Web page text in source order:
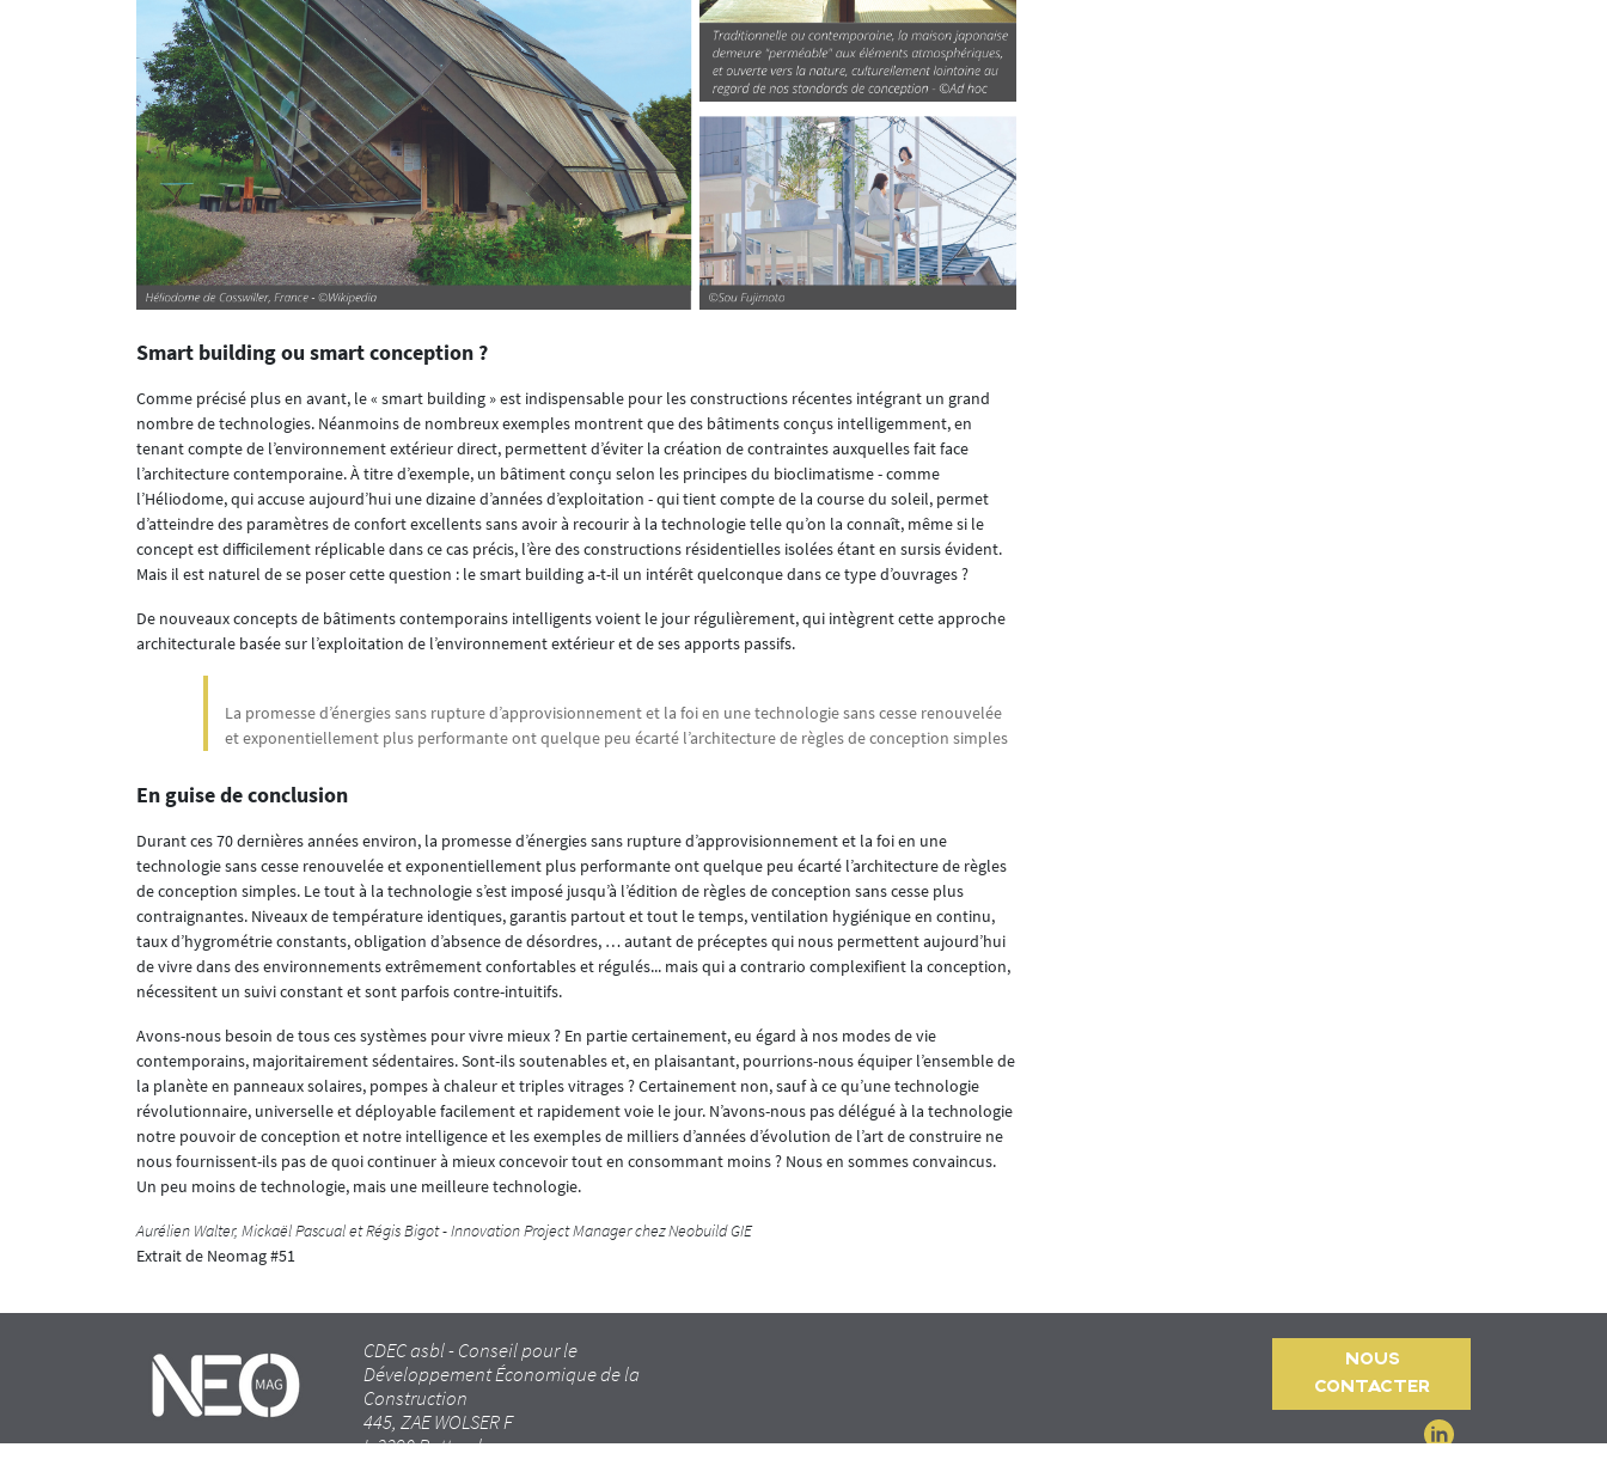
Smart building ou smart conception ?
Comme précisé plus en avant, le « smart building » est indispensable pour les constructions récentes intégrant un grand
nombre de technologies. Néanmoins de nombreux exemples montrent que des bâtiments conçus intelligemment, en
tenant compte de l’environnement extérieur direct, permettent d’éviter la création de contraintes auxquelles fait face
l’architecture contemporaine. À titre d’exemple, un bâtiment conçu selon les principes du bioclimatisme - comme
l’Héliodome, qui accuse aujourd’hui une dizaine d’années d’exploitation - qui tient compte de la course du soleil, permet
d’atteindre des paramètres de confort excellents sans avoir à recourir à la technologie telle qu’on la connaît, même si le
concept est difficilement réplicable dans ce cas précis, l’ère des constructions résidentielles isolées étant en sursis évident.
Mais il est naturel de se poser cette question : le smart building a-t-il un intérêt quelconque dans ce type d’ouvrages ?
De nouveaux concepts de bâtiments contemporains intelligents voient le jour régulièrement, qui intègrent cette approche
architecturale basée sur l’exploitation de l’environnement extérieur et de ses apports passifs.
La promesse d’énergies sans rupture d’approvisionnement et la foi en une technologie sans cesse renouvelée
et exponentiellement plus performante ont quelque peu écarté l’architecture de règles de conception simples
En guise de conclusion
Durant ces 70 dernières années environ, la promesse d’énergies sans rupture d’approvisionnement et la foi en une
technologie sans cesse renouvelée et exponentiellement plus performante ont quelque peu écarté l’architecture de règles
de conception simples. Le tout à la technologie s’est imposé jusqu’à l’édition de règles de conception sans cesse plus
contraignantes. Niveaux de température identiques, garantis partout et tout le temps, ventilation hygiénique en continu,
taux d’hygrométrie constants, obligation d’absence de désordres, … autant de préceptes qui nous permettent aujourd’hui
de vivre dans des environnements extrêmement confortables et régulés... mais qui a contrario complexifient la conception,
nécessitent un suivi constant et sont parfois contre-intuitifs.
Avons-nous besoin de tous ces systèmes pour vivre mieux ? En partie certainement, eu égard à nos modes de vie
contemporains, majoritairement sédentaires. Sont-ils soutenables et, en plaisantant, pourrions-nous équiper l’ensemble de
la planète en panneaux solaires, pompes à chaleur et triples vitrages ? Certainement non, sauf à ce qu’une technologie
révolutionnaire, universelle et déployable facilement et rapidement voie le jour. N’avons-nous pas délégué à la technologie
notre pouvoir de conception et notre intelligence et les exemples de milliers d’années d’évolution de l’art de construire ne
nous fournissent-ils pas de quoi continuer à mieux concevoir tout en consommant moins ? Nous en sommes convaincus.
Un peu moins de technologie, mais une meilleure technologie.
Aurélien Walter, Mickaël Pascual et Régis Bigot - Innovation Project Manager chez Neobuild GIE
Extrait de Neomag #51
CDEC asbl - Conseil pour le
Développement Économique de la
Construction
445, ZAE WOLSER F
L-3290 Bettembourg
NOUS
CONTACTER